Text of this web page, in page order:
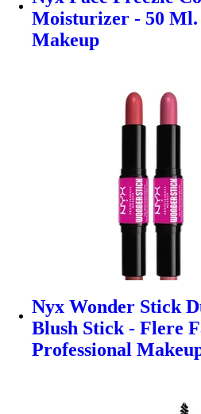
Moisturizer - 50 Ml.
Makeup
Nyx Wonder Stick
Blush Stick - Flere
Professional